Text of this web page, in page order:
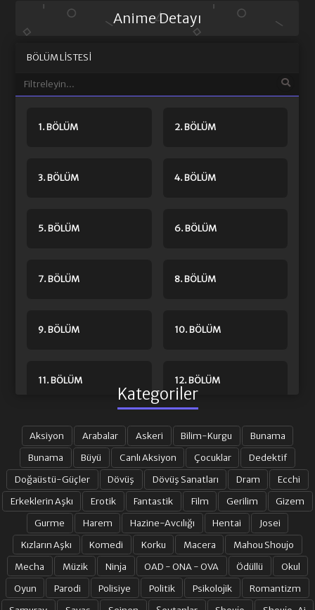
Anime Detayı
BÖLÜM LISTESI
1. BÖLÜM 2. BÖLÜM
3. BÖLÜM 4. BÖLÜM
5. BÖLÜM 6. BÖLÜM
7. BÖLÜM 8. BÖLÜM
9. BÖLÜM 10. BÖLÜM
11. BÖLÜM 12. BÖLÜM
13. BÖLÜM FINAL
Kategoriler
Aksiyon Arabalar Askeri Bilim-Kurgu
Bunama
Bunama
Büyü Canlı Aksiyon Çocuklar
Dedektif
Doğaüstü-Güçler
Dövüş Dövüş Sanatları Dram
Ecchi
Erkeklerin Aşkı
Erotik Fantastik Film Gerilim
Gizem
Gurme
Harem Hazine-Avcılığı Hentai
Josei
Kızların Aşkı
Komedi Korku Macera
Mahou Shoujo
Mecha
Müzik Ninja OAD - ONA - OVA Ödüllü
Okul
Oyun
Parodi Polisiye Politik Psikolojik
Romantizm